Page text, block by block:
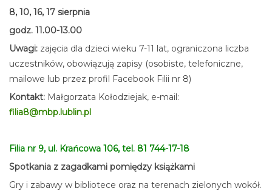
8, 10, 16, 17 sierpnia
godz. 11.00-13.00
Uwagi: zajęcia dla dzieci wieku 7-11 lat, ograniczona liczba
uczestników, obowiązują zapisy (osobiste, telefoniczne,
mailowe lub przez profil Facebook Filii nr 8)
Kontakt: Małgorzata Kołodziejak, e-mail:
filia8@mbp.lublin.pl
Filia nr 9, ul. Krańcowa 106, tel. 81 744-17-18
Spotkania z zagadkami pomiędzy książkami
Gry i zabawy w bibliotece oraz na terenach zielonych wokół.